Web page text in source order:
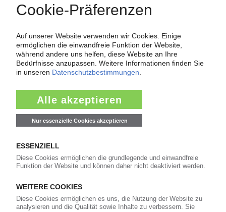
PARAT
Geschäftsführer
11.06.2019
Frank Peters ist neuer CEO
10.11.2014